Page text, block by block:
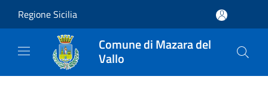
Regione Sicilia
Comune di Mazara del
Vallo